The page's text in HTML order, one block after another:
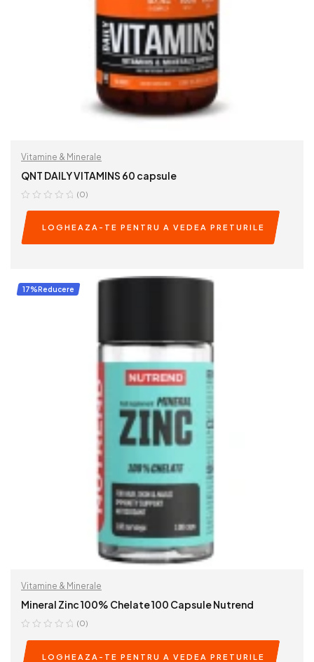
Vitamine & Minerale
QNT DAILY VITAMINS 60 capsule
(0)
LOGHEAZA-TE PENTRU A VEDEA PRETURILE
17%Reducere
Vitamine & Minerale
Mineral Zinc 100% Chelate 100 Capsule Nutrend
(0)
LOGHEAZA-TE PENTRU A VEDEA PRETURILE